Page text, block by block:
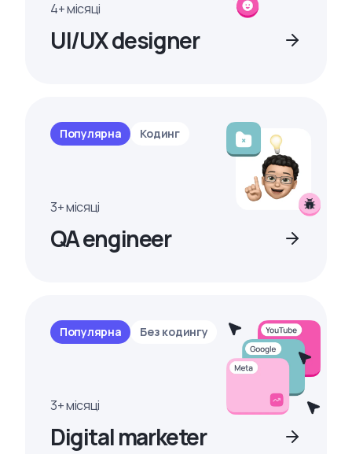
4+ місяці
UI/UX designer
Популярна Кодинг
3+ місяці
QA engineer
Популярна Без кодингу
3+ місяці
Digital marketer